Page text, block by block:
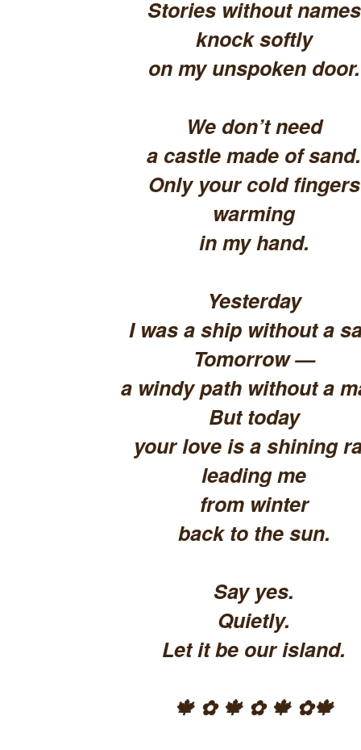
Stories without names
knock softly
on my unspoken door.
We don’t need
a castle made of sand.
Only your cold fingers
warming
in my hand.
Yesterday
I was a ship without a
Tomorrow —
a windy path without a
But today
your love is a shining
leading me
from winter
back to the sun.
Say yes.
Quietly.
Let it be our island.
🍁 ✿ 🍁 ✿ 🍁 ✿🍁